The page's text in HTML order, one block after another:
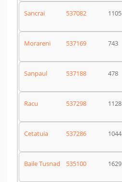
Sancrai 537082 1105
Morareni 537169 743
Sanpaul 537188 478
Racu 537298 1128
Cetatuia 537286 1044
Baile Tusnad 535100 1629